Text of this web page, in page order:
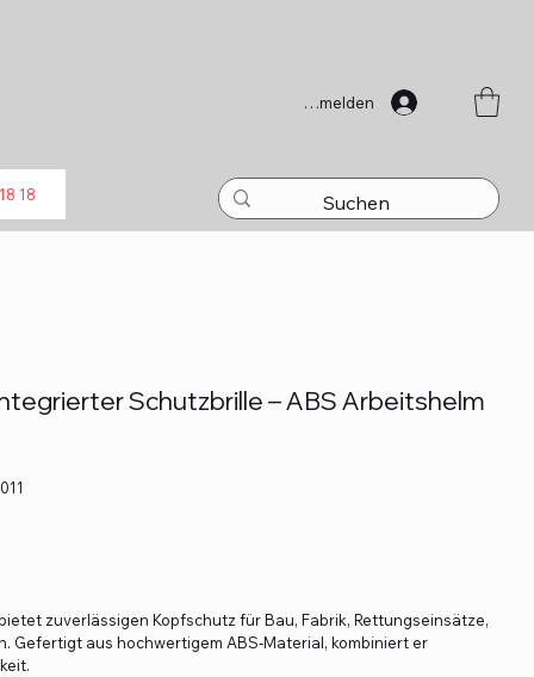
18
Anmelden
Schutzbrille – ABS Arbeitshelm
zuverlässigen Kopfschutz für Bau, Fabrik, Rettungseinsätze,
Gefertigt aus hochwertigem ABS-Material, kombiniert er